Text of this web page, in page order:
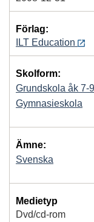
Förlag:
ILT Education
Skolform:
Grundskola åk 7-9
Gymnasieskola
Ämne:
Svenska
Medietyp
Dvd/cd-rom